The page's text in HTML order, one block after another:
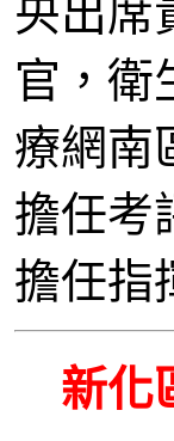
央出席
官，衛
療網南
擔任考
擔任指
新化